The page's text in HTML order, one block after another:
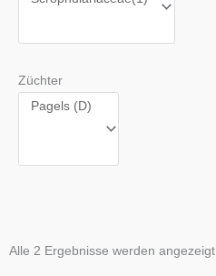
Züchter
Alle 2 Ergebnisse werden angezeigt